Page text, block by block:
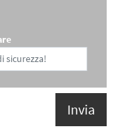
Invia